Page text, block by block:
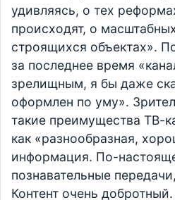
удивляясь, о тех
происходят, о
строящихся объектах».
за последнее время
зрелищным, я бы даже
оформлен по уму».
такие преимущества ТВ-
как «разнообразная,
информация. По-
познавательные
Контент очень